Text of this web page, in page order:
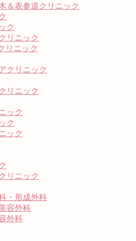
＆表参道クリニック
ク
リニック
リニック
クリニック
リニック
ック
ク
ック
リニック
・形成外科
容外科
外科